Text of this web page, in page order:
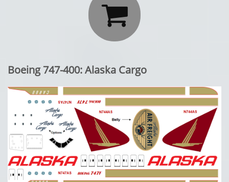

Boeing 747-400: Alaska Cargo